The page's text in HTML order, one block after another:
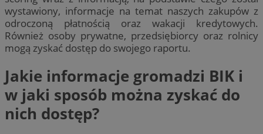
wystawiony, informacje na temat naszych zakupów z
odroczoną płatnością oraz wakacji kredytowych.
Również osoby prywatne, przedsiębiorcy oraz rolnicy
mogą zyskać dostęp do swojego raportu.
Jakie informacje gromadzi BIK i
w jaki sposób można zyskać do
nich dostęp?